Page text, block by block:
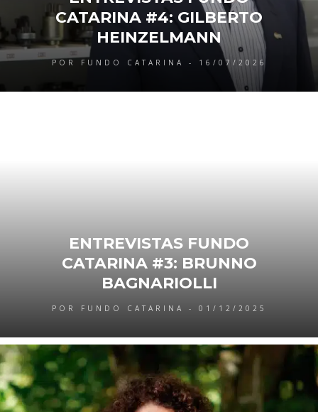
CATARINA #4: GILBERTO
HEINZELMANN
POR FUNDO CATARINA - 16/07/2026
ENTREVISTAS FUNDO
CATARINA #3: BRUNNO
BAGNARIOLLI
POR FUNDO CATARINA - 01/12/2025